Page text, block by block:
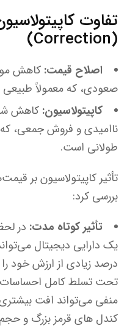
تفاوت
(Correction)
اصلاح قیمت: کاهش
صعودی، که معمولاً
کاپیتولاسیون: کاهش
ناامیدی و فروش جمعی، که
طولانی است.
تأثیر کاپیتولاسیون بر
بررسی کرد:
تأثیر کوتاه مدت: در
یک دارایی دیجیتال
درصد زیادی از ارزش خود را
تحت تسلط کامل احساسات
منفی می‌تواند افت بیشتری
کندل های قرمز بزرگ و